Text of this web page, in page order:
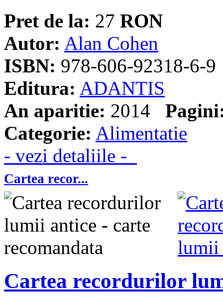
Pret de la: 27 RON
Autor: Alan Cohen
ISBN: 978-606-92318-6-9
Editura: ADANTIS
An aparitie: 2014
Categorie: Alimentatie
- vezi detaliile -
Cartea recor...
Cartea recordurilor